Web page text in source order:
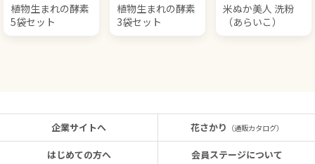
植物生まれの酵素
5袋セット
植物生まれの酵素
3袋セット
米ぬか美人 洗粉
（あらいこ）
企業サイトへ
はじめての方へ
花さかり （通販カタログ）
会員ステージについて